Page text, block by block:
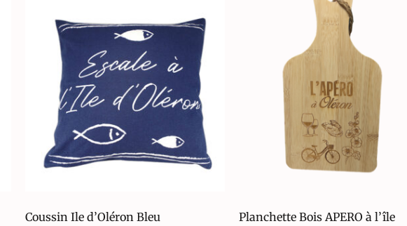
Coussin Ile d’Oléron Bleu
Planchette Bois APERO à l’île